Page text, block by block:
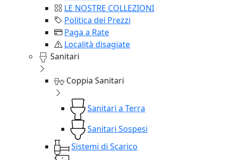
LE NOSTRE COLLEZIONI
Politica dei Prezzi
Paga a Rate
Località disagiate
Sanitari
Coppia Sanitari
Sanitari a Terra
Sanitari Sospesi
Sistemi di Scarico